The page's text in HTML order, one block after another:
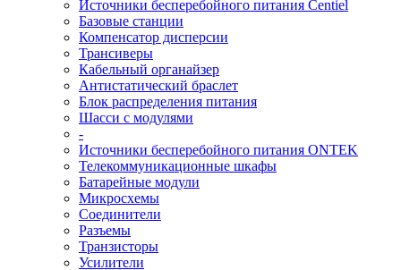
Источники бесперебойного питания Centiel
Базовые станции
Компенсатор дисперсии
Трансиверы
Кабельный органайзер
Антистатический браслет
Блок распределения питания
Шасси с модулями
-
Источники бесперебойного питания ONTEK
Телекоммуникационные шкафы
Батарейные модули
Микросхемы
Соединители
Разъемы
Транзисторы
Усилители